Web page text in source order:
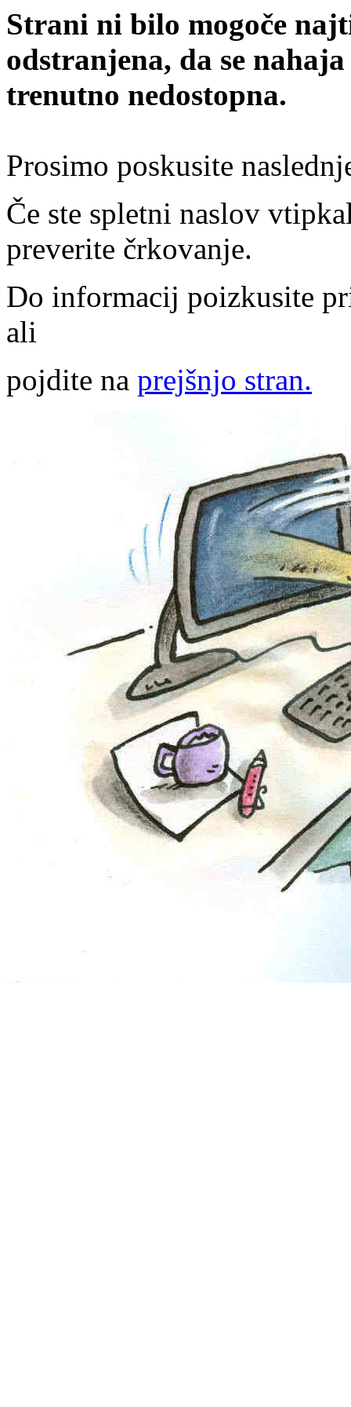
Strani ni bilo mogoče
odstranjena, da se
trenutno nedostopna.
Prosimo poskusite
Če ste spletni naslov
preverite črkovanje.
Do informacij poizkusite
ali
pojdite na prejšnjo stran.